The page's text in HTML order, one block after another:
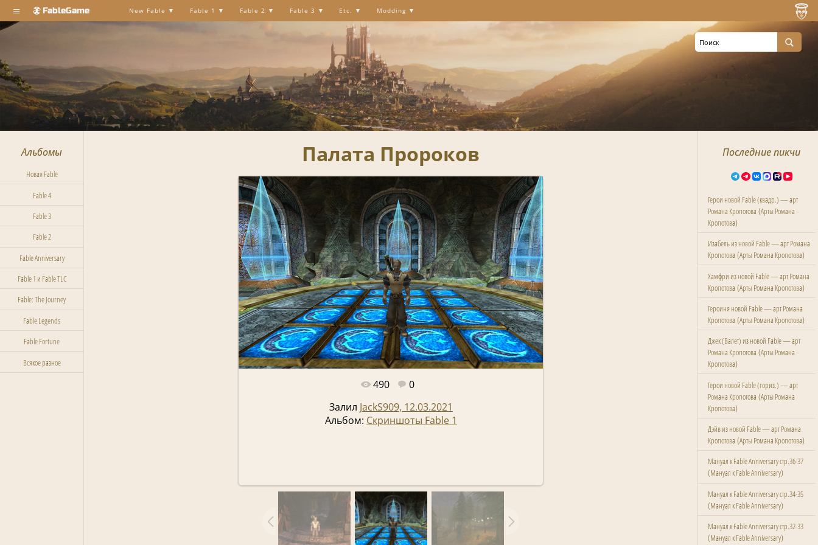
≡ FableGame New Fable Fable 1 Fable 2 Fable 3 Etc. Modding
Альбомы
Новая Fable
Fable 4
Fable 3
Fable 2
Fable Anniversary
Fable 1 и Fable TLC
Fable: The Journey
Fable Legends
Fable Fortune
Всякое разное
Палата Пророков
Полный размер - 1544x976
490
0
Залил JackS909, 12.03.2021
Альбом: Скриншоты Fable 1
Последние пикчи
Герои новой Fable (квадр.) — арт
Романа Кропотова (Арты Романа
Кропотова)
Изабель из новой Fable — арт Романа
Кропотова (Арты Романа Кропотова)
Хамфри из новой Fable — арт Романа
Кропотова (Арты Романа Кропотова)
Героиня новой Fable — арт Романа
Кропотова (Арты Романа Кропотова)
Джек (Валет) из новой Fable — арт
Романа Кропотова (Арты Романа
Кропотова)
Герои новой Fable (гориз.) — арт
Романа Кропотова (Арты Романа
Кропотова)
Дэйв из новой Fable — арт Романа
Кропотова (Арты Романа Кропотова)
Мануал к Fable Anniversary стр.36-37
(Мануал к Fable Anniversary)
Мануал к Fable Anniversary стр.34-35
(Мануал к Fable Anniversary)
Мануал к Fable Anniversary стр.32-33
(Мануал к Fable Anniversary)